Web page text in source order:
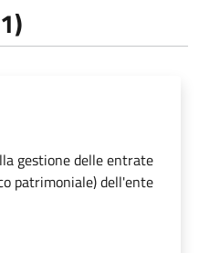
gestione delle entrate
patrimoniale) dell'ente